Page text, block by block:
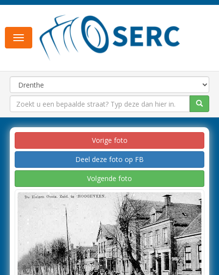
Toggle
navigation
Vorige foto
Deel deze foto op FB
Volgende foto